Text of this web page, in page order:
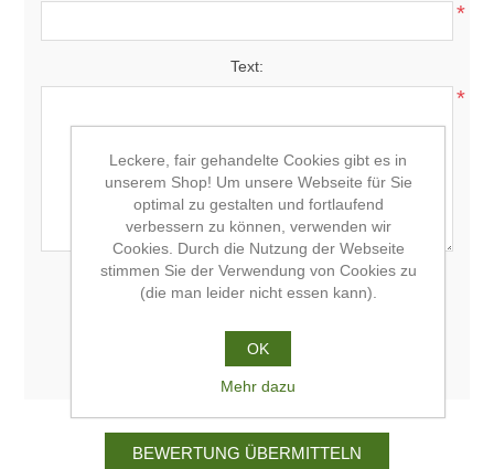
*
Text:
*
Bewertung:
Leckere, fair gehandelte Cookies gibt es in
unserem Shop! Um unsere Webseite für Sie
optimal zu gestalten und fortlaufend
verbessern zu können, verwenden wir
Cookies. Durch die Nutzung der Webseite
stimmen Sie der Verwendung von Cookies zu
(die man leider nicht essen kann).
OK
Mehr dazu